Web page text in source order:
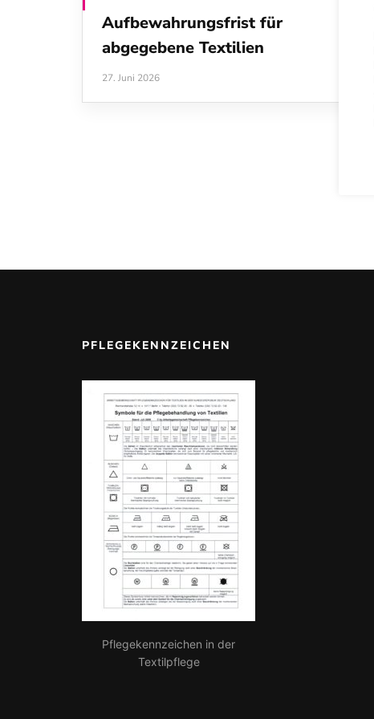
Aufbewahrungsfrist für
abgegebene Textilien
27. Juni 2026
PFLEGEKENNZEICHEN
Pflegekennzeichen in der
Textilpflege